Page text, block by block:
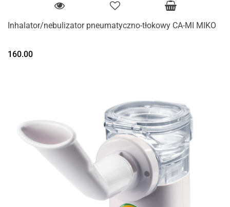
Inhalator/nebulizator pneumatyczno-tłokowy CA-MI MIKO
160.00